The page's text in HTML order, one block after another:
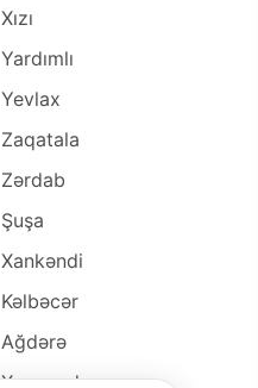
Xızı
Yardımlı
Yevlax
Zaqatala
Zərdab
Şuşa
Xankəndi
Kəlbəcər
Ağdərə
Xocavəd